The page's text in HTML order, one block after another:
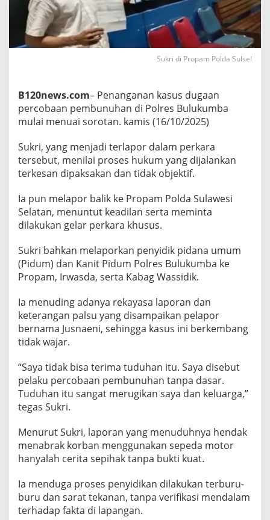
T
e
r
l
M
i
n
a
P
r
o
a
m
P
o
d
a
G
a
r
K
s
u
s
K
s
D
u
a
n
P
Sukri di Propam Polda Sulsel
B120news.com– Penanganan kasus dugaan
percobaan pembunuhan di Polres Bulukumba
mulai menuai sorotan. kamis (16/10/2025)
Sukri, yang menjadi terlapor dalam perkara
tersebut, menilai proses hukum yang dijalankan
terkesan dipaksakan dan tidak objektif.
Ia pun melapor balik ke Propam Polda Sulawesi
Selatan, menuntut keadilan serta meminta
dilakukan gelar perkara khusus.
Sukri bahkan melaporkan penyidik pidana umum
(Pidum) dan Kanit Pidum Polres Bulukumba ke
Propam, Irwasda, serta Kabag Wassidik.
Ia menuding adanya rekayasa laporan dan
keterangan palsu yang disampaikan pelapor
bernama Jusnaeni, sehingga kasus ini berkembang
tidak wajar.
“Saya tidak bisa terima tuduhan itu. Saya disebut
pelaku percobaan pembunuhan tanpa dasar.
Tuduhan itu sangat merugikan saya dan keluarga,”
tegas Sukri.
Menurut Sukri, laporan yang menuduhnya hendak
menabrak korban menggunakan sepeda motor
hanyalah cerita sepihak tanpa bukti kuat.
Ia menduga proses penyidikan dilakukan terburu-
buru dan sarat tekanan, tanpa verifikasi mendalam
terhadap fakta di lapangan.